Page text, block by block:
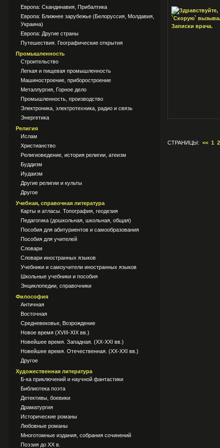
Европа: Скандинавия, Прибалтика
Европа: Ближнее зарубежье (Белоруссия, Молдавия,
Украина)
Европа: Другие страны
Путешествия. Географические открытия
Промышленность
Строительство
Легкая и пищевая промышленность
Машиностроение, приборостроение
Металлургия, Горное дело
Промышленность, производство
Электроника, электротехника, радио и связь
Энергетика
Религия
Ислам
Христианство
Религиоведение, история религии, атеизм
Буддизм
Иудаизм
Другие религии и культы
Другое
Учебная, справочная литература
Карты и атласы. Топография, геодезия
Педагогика (дошкольная, школьная, общая)
Пособия для абитуриентов и самообразования
Пособия для учителей
Словари
Словари иностранных языков
Учебники и самоучители иностранных языков
Школьные учебники и пособия
Энциклопедии, справочники
Философия
Античная
Восточная
Средневековье, Возрождение
Новое время (XVIII-XIX вв.)
Новейшее время. Западная. (XX-XXI вв.)
Новейшее время. Отечественная. (XX-XXI вв.)
Другое
Художественная литература
Б-ка приключений и научной фантастики
Библиотека поэта
Детективы, боевики
Драматургия
Исторические романы
Любовные романы
Многотомные издания, собрания сочинений
Поэзия до XX в.
СТРАНИЦЫ: << 1 2